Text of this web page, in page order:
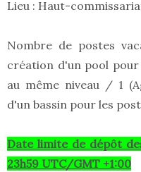
Lieu : Haut-
Nombre de postes
création d'un pool
au même niveau / 1
d'un bassin pour les
Date limite de dépôt
23h59 UTC/GMT +1:00